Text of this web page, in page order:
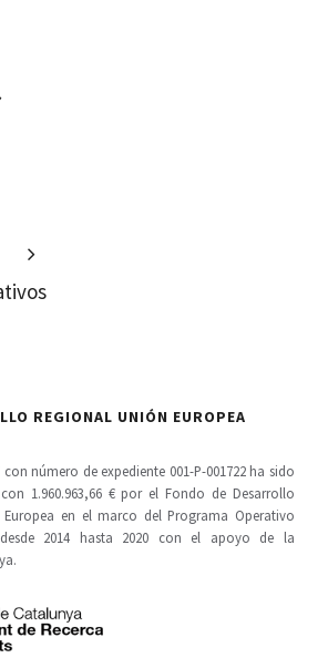
REGIONAL UNIÓN EUROPEA
número de expediente 001-P-001722 ha sido
1.960.963,66 € por el Fondo de Desarrollo
en el marco del Programa Operativo
desde 2014 hasta 2020 con el apoyo de la